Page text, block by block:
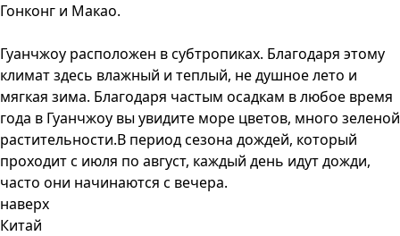
Гонконг и Макао.
Гуанчжоу расположен в субтропиках. Благодаря этому
климат здесь влажный и теплый, не душное лето и
мягкая зима. Благодаря частым осадкам в любое время
года в Гуанчжоу вы увидите море цветов, много зеленой
растительности.В период сезона дождей, который
проходит с июля по август, каждый день идут дожди,
часто они начинаются с вечера.
наверх
Китай